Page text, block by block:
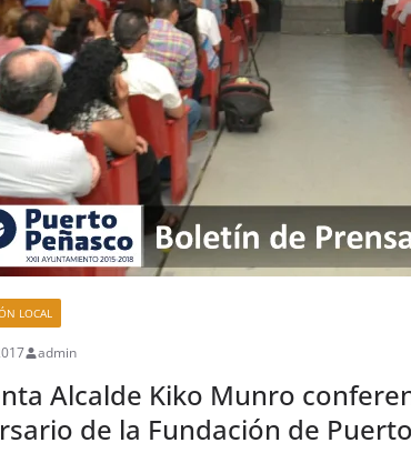
LOCAL
admin
Alcalde Kiko Munro
de la Fundación de